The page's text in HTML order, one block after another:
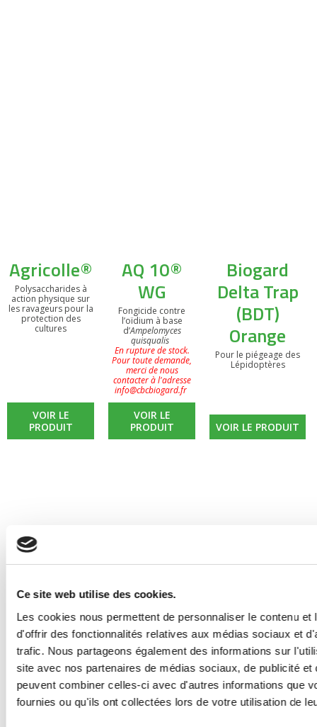
Ce site web utilise des cookies.
Les cookies nous permettent de personnaliser le contenu et
d'offrir des fonctionnalités relatives aux médias sociaux et
trafic. Nous partageons également des informations sur
site avec nos partenaires de médias sociaux, de publicité et
peuvent combiner celles-ci avec d'autres informations que
fournies ou qu'ils ont collectées lors de votre utilisation de
Agricolle®
Polysaccharides à
action physique sur
les ravageurs pour la
protection des
cultures
VOIR LE
PRODUIT
AQ 10®
WG
Fongicide contre
l’oïdium à base
d’Ampelomyces
quisqualis
En rupture de stock.
Pour toute demande,
merci de nous
contacter à l'adresse
info@cbcbiogard.fr
VOIR LE
PRODUIT
Biogard
Delta Trap
(BDT)
Orange
Pour le piégeage des
Lépidoptères
VOIR LE PRODUIT